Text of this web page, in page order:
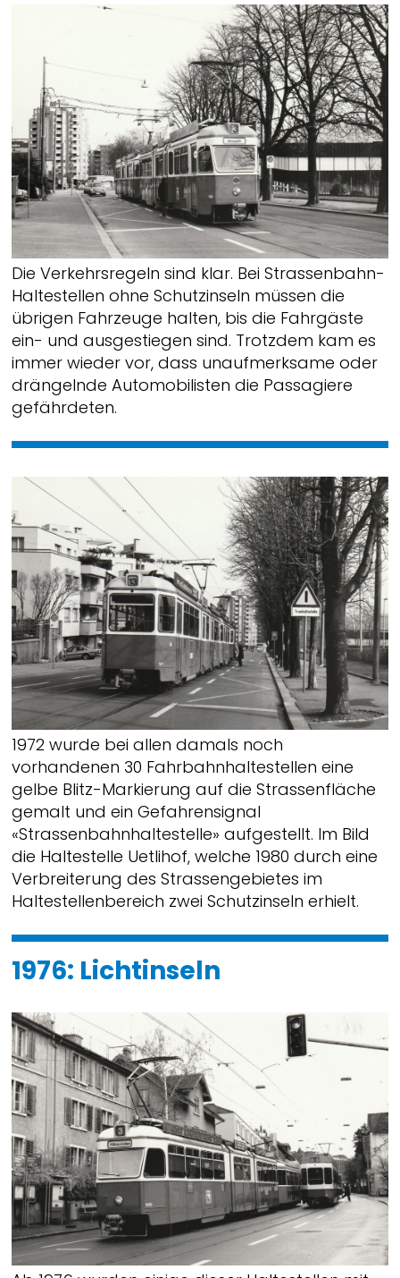
Die Verkehrsregeln sind klar. Bei Strassenbahn-
Haltestellen ohne Schutzinseln müssen die
übrigen Fahrzeuge halten, bis die Fahrgäste
ein- und ausgestiegen sind. Trotzdem kam es
immer wieder vor, dass unaufmerksame oder
drängelnde Automobilisten die Passagiere
gefährdeten.
1972 wurde bei allen damals noch
vorhandenen 30 Fahrbahnhaltestellen eine
gelbe Blitz-Markierung auf die Strassenfläche
gemalt und ein Gefahrensignal
«Strassenbahnhaltestelle» aufgestellt. Im Bild
die Haltestelle Uetlihof, welche 1980 durch eine
Verbreiterung des Strassengebietes im
Haltestellenbereich zwei Schutzinseln erhielt.
1976: Lichtinseln